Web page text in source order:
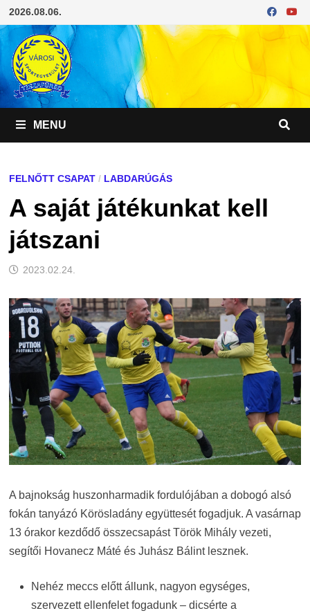
Skip
to
content
2026.08.06.
MENU
FELNŐTT CSAPAT/ LABDARÚGÁS
A saját játékunkat kell
játszani
2023.02.24.
A bajnokság huszonharmadik fordulójában a dobogó alsó
fokán tanyázó Körösladány együttesét fogadjuk. A vasárnap
13 órakor kezdődő összecsapást Török Mihály vezeti,
segítői Hovanecz Máté és Juhász Bálint lesznek.
Nehéz meccs előtt állunk, nagyon egységes,
szervezett ellenfelet fogadunk – dicsérte a